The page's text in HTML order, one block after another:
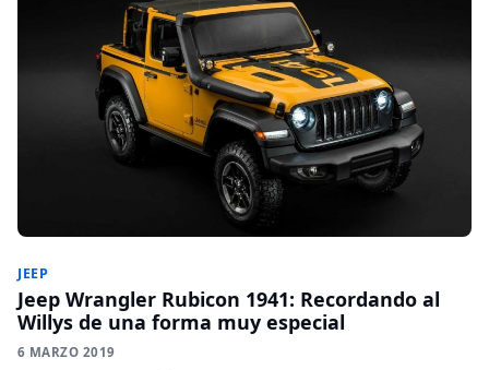
JEEP
Jeep Wrangler Rubicon 1941: Recordando al
Willys de una forma muy especial
6 MARZO 2019